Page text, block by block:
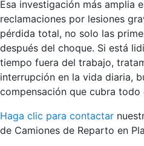
Esa investigación más amplia
reclamaciones por lesiones
pérdida total, no solo las
después del choque. Si está
tiempo fuera del trabajo,
interrupción en la vida diaria,
compensación que cubra todo
Haga clic para contactar
de Camiones de Reparto en